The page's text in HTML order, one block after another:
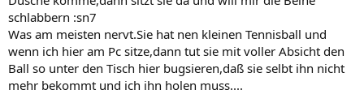
schlabbern :sn7
Was am meisten nervt.Sie hat nen kleinen Tennisball und
wenn ich hier am Pc sitze,dann tut sie mit voller Absicht den
Ball so unter den Tisch hier bugsieren,daß sie selbt ihn nicht
mehr bekommt und ich ihn holen muss....